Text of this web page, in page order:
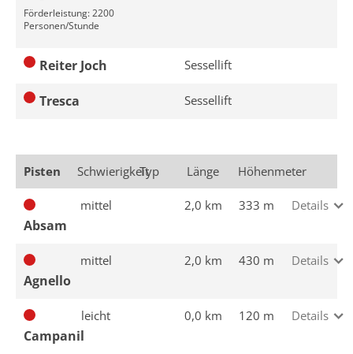
Förderleistung: 2200
Personen/Stunde
Reiter Joch Sessellift
Tresca Sessellift
Pisten SchwierigkeitTyp Länge Höhenmeter
Absam
mittel 2,0 km 333 m Details
Agnello
mittel 2,0 km 430 m Details
Campanil
leicht 0,0 km 120 m Details